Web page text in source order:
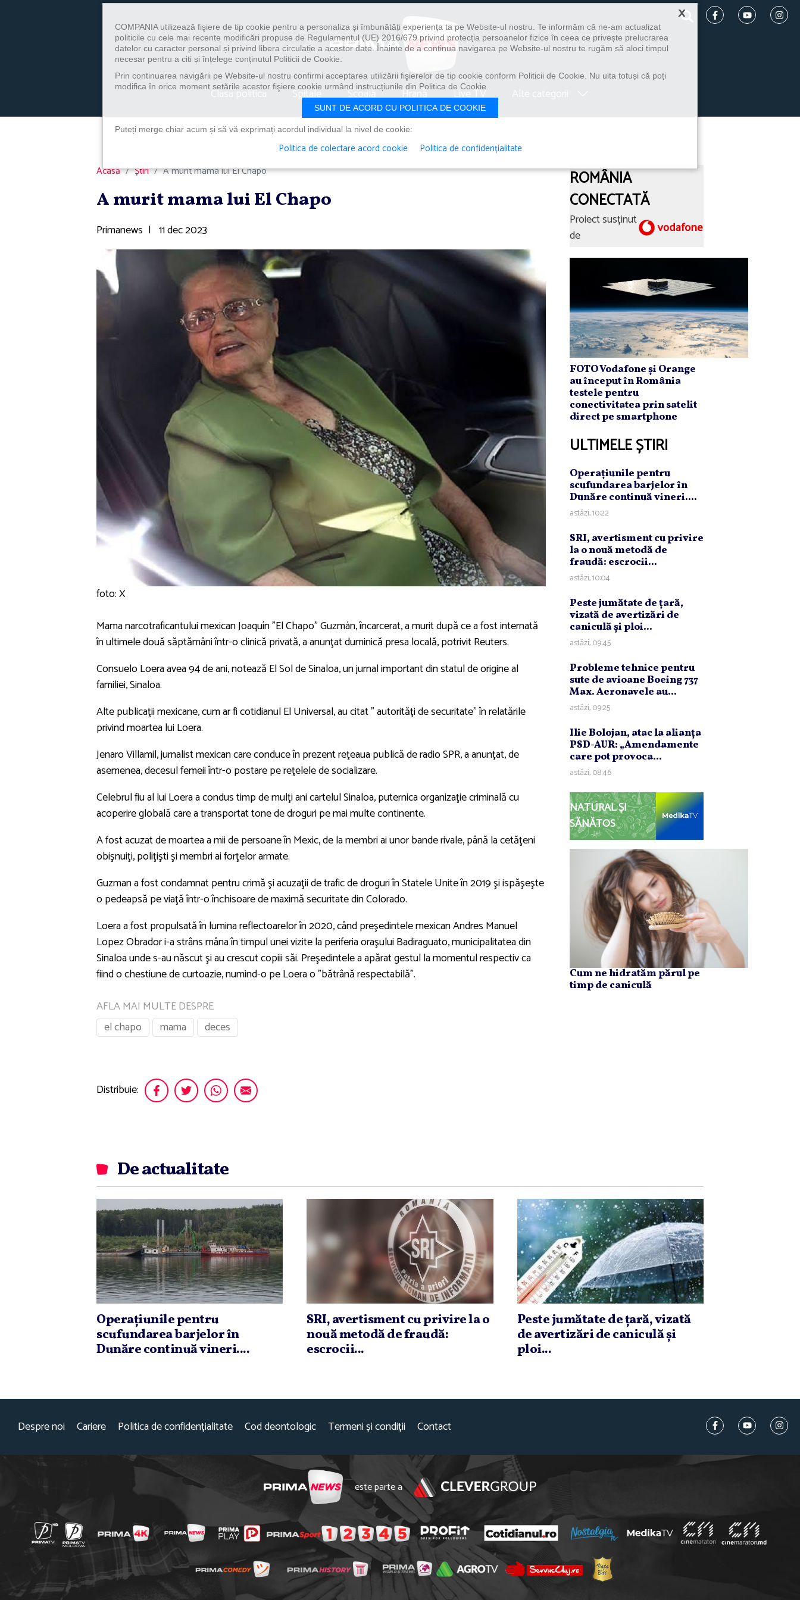
Clasa politica Spitale Școală Hrană Live TV
Acasă Știri A murit mama lui El Chapo
A murit mama lui El Chapo
Primanews | 11 dec 2023
foto: X
Mama narcotraficantului mexican Joaquín "El Chapo" Guzmán, încarcerat, a murit după ce a fost internată
în ultimele două săptămâni într-o clinică privată, a anunţat duminică presa locală, potrivit Reuters.
Consuelo Loera avea 94 de ani, notează El Sol de Sinaloa, un jurnal important din statul de origine al
familiei, Sinaloa.
Alte publicaţii mexicane, cum ar fi cotidianul El Universal, au citat " autorităţi de securitate" în relatările
privind moartea lui Loera.
Jenaro Villamil, jurnalist mexican care conduce în prezent reţeaua publică de radio SPR, a anunţat, de
asemenea, decesul femeii într-o postare pe reţelele de socializare.
Celebrul fiu al lui Loera a condus timp de mulţi ani cartelul Sinaloa, puternica organizaţie criminală cu
acoperire globală care a transportat tone de droguri pe mai multe continente.
A fost acuzat de moartea a mii de persoane în Mexic, de la membri ai unor bande rivale, până la cetăţeni
obişnuiţi, poliţişti şi membri ai forţelor armate.
Guzman a fost condamnat pentru crimă şi acuzaţii de trafic de droguri în Statele Unite în 2019 şi ispăşeşte
o pedeapsă pe viaţă într-o închisoare de maximă securitate din Colorado.
Loera a fost propulsată în lumina reflectoarelor în 2020, când preşedintele mexican Andres Manuel
Lopez Obrador i-a strâns mâna în timpul unei vizite la periferia oraşului Badiraguato, municipalitatea din
Sinaloa unde s-au născut şi au crescut copiii săi. Preşedintele a apărat gestul la momentul respectiv ca
fiind o chestiune de curtoazie, numind-o pe Loera o "bătrână respectabilă".
AFLA MAI MULTE DESPRE
el chapo
mama deces
Distribuie:
ROMÂNIA
CONECTATĂ
Proiect susținut
de
FOTO Vodafone și Orange
au început în România
testele pentru
conectivitatea prin satelit
direct pe smartphone
ULTIMELE ȘTIRI
Operaţiunile pentru
scufundarea barjelor în
Dunăre continuă vineri....
astăzi, 10:22
SRI, avertisment cu privire
la o nouă metodă de
fraudă: escrocii...
astăzi, 10:04
Peste jumătate de ţară,
vizată de avertizări de
caniculă şi ploi...
astăzi, 09:45
Probleme tehnice pentru
sute de avioane Boeing 737
Max. Aeronavele au...
astăzi, 09:25
Ilie Bolojan, atac la alianţa
PSD-AUR: „Amendamente
care pot provoca...
astăzi, 08:46
NATURAL ȘI
SĂNĂTOS
Cum ne hidratăm părul pe
timp de caniculă
De actualitate
Operaţiunile pentru
scufundarea barjelor în
Dunăre continuă vineri....
SRI, avertisment cu privire la o
nouă metodă de fraudă:
escrocii...
Peste jumătate de ţară, vizată
de avertizări de caniculă şi
ploi...
Despre noi Cariere Politica de confidențialitate Cod deontologic Termeni și condiții Contact
este parte a
×
COMPANIA utilizează fişiere de tip cookie pentru a personaliza și îmbunătăți experiența ta pe Website-ul nostru. Te informăm că ne-am actualizat
politicile cu cele mai recente modificări propuse de Regulamentul (UE) 2016/679 privind protecția persoanelor fizice în ceea ce privește prelucrarea
datelor cu caracter personal și privind libera circulație a acestor date. Înainte de a continua navigarea pe Website-ul nostru te rugăm să aloci timpul
necesar pentru a citi și înțelege conținutul Politicii de Cookie.
Prin continuarea navigării pe Website-ul nostru confirmi acceptarea utilizării fişierelor de tip cookie conform Politicii de Cookie. Nu uita totuși că poți
modifica în orice moment setările acestor fişiere cookie urmând instrucțiunile din Politica de Cookie.
SUNT DE ACORD CU POLITICA DE COOKIE
Puteți merge chiar acum și să vă exprimați acordul individual la nivel de cookie:
Politica de colectare acord cookie Politica de confidențialitate